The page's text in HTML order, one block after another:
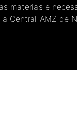
materias e
Central AMZ de